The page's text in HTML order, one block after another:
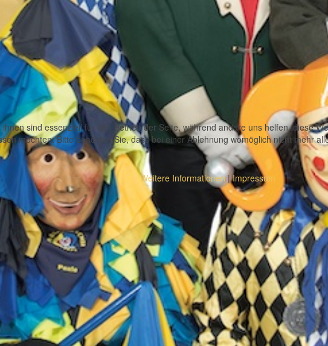
sind essenziell für den Betrieb der Seite, während andere uns helfen, diese
möchten. Bitte beachten Sie, dass bei einer Ablehnung womöglich nicht mehr
Weitere Informationen|Impressum